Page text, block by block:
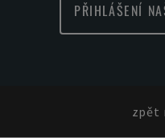
PŘIHLÁŠENÍ
zpět